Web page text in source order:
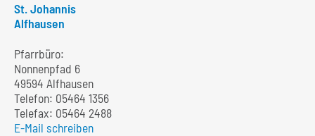
St. Johannis
Alfhausen
Pfarrbüro:
Nonnenpfad 6
49594 Alfhausen
Telefon: 05464 1356
Telefax: 05464 2488
E-Mail schreiben